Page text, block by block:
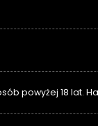
powyżej 18 lat.